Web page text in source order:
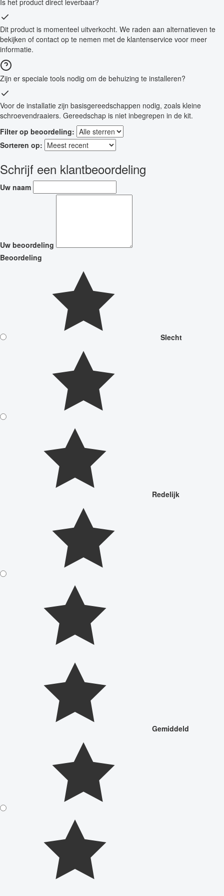
Is het product direct leverbaar?
Dit product is momenteel uitverkocht. We raden aan alternatieven te
bekijken of contact op te nemen met de klantenservice voor meer
informatie.
Zijn er speciale tools nodig om de behuizing te installeren?
Voor de installatie zijn basisgereedschappen nodig, zoals kleine
schroevendraaiers. Gereedschap is niet inbegrepen in de kit.
Filter op beoordeling:
Sorteren op:
Schrijf een klantbeoordeling
Uw naam
Uw beoordeling
Beoordeling
Slecht
Redelijk
Gemiddeld